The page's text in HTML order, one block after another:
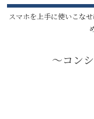
スマホを上手に使いこな
〜コン